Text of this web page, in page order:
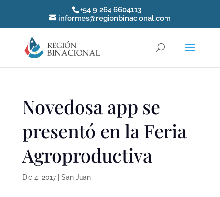
+54 9 264 6604113
informes@regionbinacional.com
Novedosa app se
presentó en la Feria
Agroproductiva
Dic 4, 2017| San Juan